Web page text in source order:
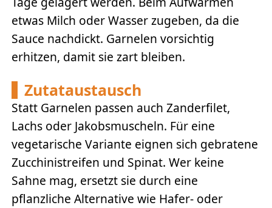
etwas Milch oder Wasser zugeben, da die
Sauce nachdickt. Garnelen vorsichtig
erhitzen, damit sie zart bleiben.
Zutataustausch
Statt Garnelen passen auch Zanderfilet,
Lachs oder Jakobsmuscheln. Für eine
vegetarische Variante eignen sich gebratene
Zucchinistreifen und Spinat. Wer keine
Sahne mag, ersetzt sie durch eine
pflanzliche Alternative wie Hafer- oder